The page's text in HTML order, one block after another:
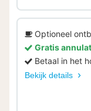
Optioneel
Gratis
Betaal in het
Bekijk details